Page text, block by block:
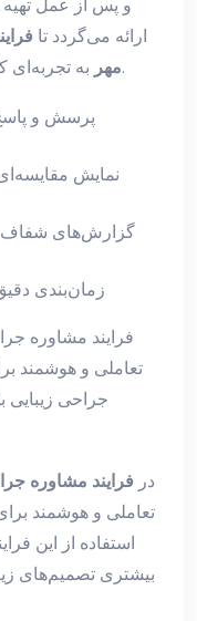
ارائه می‌گردد تا
مهربه تجربه‌ای کاملاً شفاف و رضایت‌بخش تبدیل شود.
پرسش و
نمایش
گزارش‌های شفاف
زمان‌بندی
فرایند مشاوره
تعاملی و هوشمند
جراحی زیبایی
در فرایند مشاوره
تعاملی و هوشمند
استفاده از این
بیشتری تصمیم‌های